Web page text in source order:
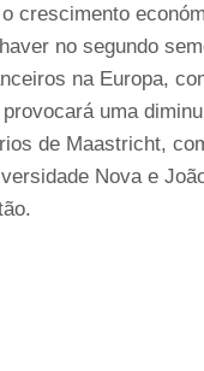
crescimento
no segundo
na Europa,
uma
de Maastricht,
Nova e